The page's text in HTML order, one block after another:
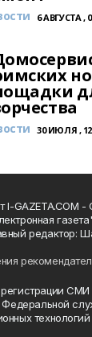
6 АВГУСТА ,
30 ИЮЛЯ ,
I-GAZETA.COM -
редактор:
регистрации
Федеральной